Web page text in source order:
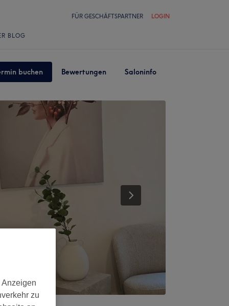
FÜR GESCHÄFTSPARTNER LOGIN
BLOG
buchen Bewertungen Saloninfo
zu